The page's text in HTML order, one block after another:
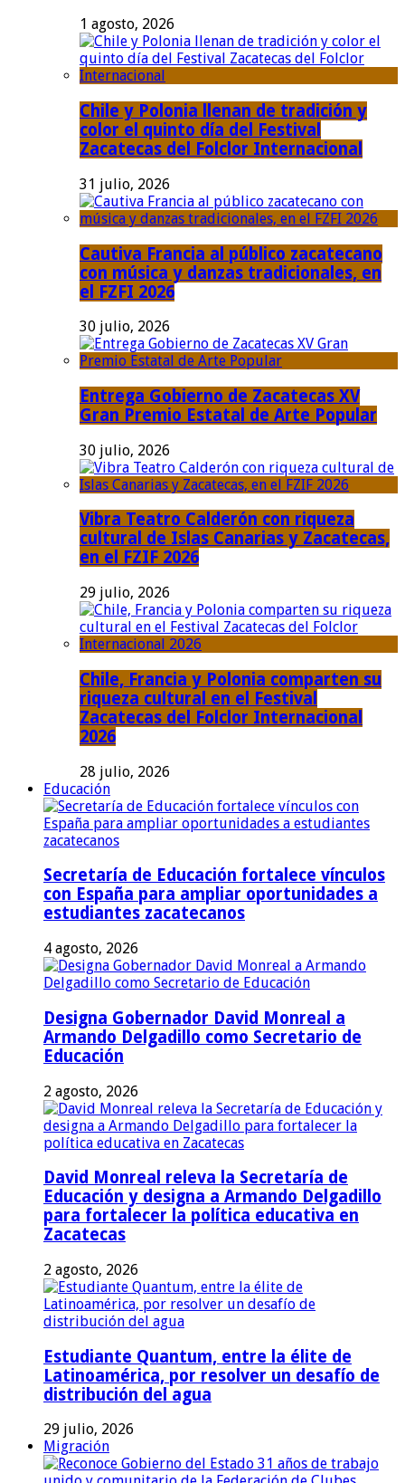
1 agosto, 2026
Chile y Polonia llenan de tradición y
color el quinto día del Festival
Zacatecas del Folclor Internacional
31 julio, 2026
Cautiva Francia al público zacatecano
con música y danzas tradicionales, en
el FZFI 2026
30 julio, 2026
Entrega Gobierno de Zacatecas XV
Gran Premio Estatal de Arte Popular
30 julio, 2026
Vibra Teatro Calderón con riqueza
cultural de Islas Canarias y Zacatecas,
en el FZIF 2026
29 julio, 2026
Chile, Francia y Polonia comparten su
riqueza cultural en el Festival
Zacatecas del Folclor Internacional
2026
28 julio, 2026
Educación
Secretaría de Educación fortalece vínculos
con España para ampliar oportunidades a
estudiantes zacatecanos
4 agosto, 2026
Designa Gobernador David Monreal a
Armando Delgadillo como Secretario de
Educación
2 agosto, 2026
David Monreal releva la Secretaría de
Educación y designa a Armando Delgadillo
para fortalecer la política educativa en
Zacatecas
2 agosto, 2026
Estudiante Quantum, entre la élite de
Latinoamérica, por resolver un desafío de
distribución del agua
29 julio, 2026
Migración